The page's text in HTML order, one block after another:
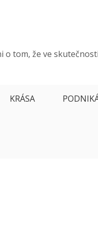
tom, že ve
KRÁSA